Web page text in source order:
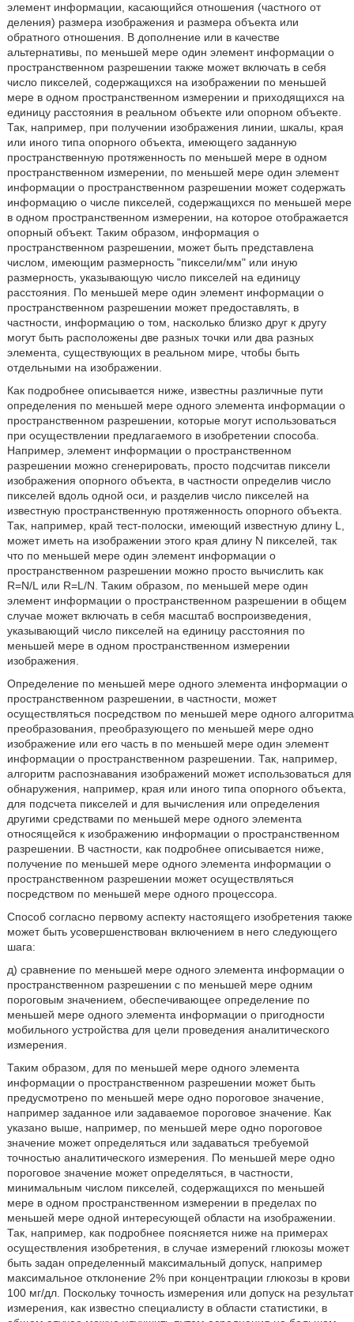
элемент информации, касающийся отношения (частного от
деления) размера изображения и размера объекта или
обратного отношения. В дополнение или в качестве
альтернативы, по меньшей мере один элемент информации о
пространственном разрешении также может включать в себя
число пикселей, содержащихся на изображении по меньшей
мере в одном пространственном измерении и приходящихся на
единицу расстояния в реальном объекте или опорном объекте.
Так, например, при получении изображения линии, шкалы, края
или иного типа опорного объекта, имеющего заданную
пространственную протяженность по меньшей мере в одном
пространственном измерении, по меньшей мере один элемент
информации о пространственном разрешении может содержать
информацию о числе пикселей, содержащихся по меньшей мере
в одном пространственном измерении, на которое отображается
опорный объект. Таким образом, информация о
пространственном разрешении, может быть представлена
числом, имеющим размерность "пиксели/мм" или иную
размерность, указывающую число пикселей на единицу
расстояния. По меньшей мере один элемент информации о
пространственном разрешении может предоставлять, в
частности, информацию о том, насколько близко друг к другу
могут быть расположены две разных точки или два разных
элемента, существующих в реальном мире, чтобы быть
отдельными на изображении.
Как подробнее описывается ниже, известны различные пути
определения по меньшей мере одного элемента информации о
пространственном разрешении, которые могут использоваться
при осуществлении предлагаемого в изобретении способа.
Например, элемент информации о пространственном
разрешении можно сгенерировать, просто подсчитав пиксели
изображения опорного объекта, в частности определив число
пикселей вдоль одной оси, и разделив число пикселей на
известную пространственную протяженность опорного объекта.
Так, например, край тест-полоски, имеющий известную длину L,
может иметь на изображении этого края длину N пикселей, так
что по меньшей мере один элемент информации о
пространственном разрешении можно просто вычислить как
R=N/L или R=L/N. Таким образом, по меньшей мере один
элемент информации о пространственном разрешении в общем
случае может включать в себя масштаб воспроизведения,
указывающий число пикселей на единицу расстояния по
меньшей мере в одном пространственном измерении
изображения.
Определение по меньшей мере одного элемента информации о
пространственном разрешении, в частности, может
осуществляться посредством по меньшей мере одного алгоритма
преобразования, преобразующего по меньшей мере одно
изображение или его часть в по меньшей мере один элемент
информации о пространственном разрешении. Так, например,
алгоритм распознавания изображений может использоваться для
обнаружения, например, края или иного типа опорного объекта,
для подсчета пикселей и для вычисления или определения
другими средствами по меньшей мере одного элемента
относящейся к изображению информации о пространственном
разрешении. В частности, как подробнее описывается ниже,
получение по меньшей мере одного элемента информации о
пространственном разрешении может осуществляться
посредством по меньшей мере одного процессора.
Способ согласно первому аспекту настоящего изобретения также
может быть усовершенствован включением в него следующего
шага:
д) сравнение по меньшей мере одного элемента информации о
пространственном разрешении с по меньшей мере одним
пороговым значением, обеспечивающее определение по
меньшей мере одного элемента информации о пригодности
мобильного устройства для цели проведения аналитического
измерения.
Таким образом, для по меньшей мере одного элемента
информации о пространственном разрешении может быть
предусмотрено по меньшей мере одно пороговое значение,
например заданное или задаваемое пороговое значение. Как
указано выше, например, по меньшей мере одно пороговое
значение может определяться или задаваться требуемой
точностью аналитического измерения. По меньшей мере одно
пороговое значение может определяться, в частности,
минимальным числом пикселей, содержащихся по меньшей
мере в одном пространственном измерении в пределах по
меньшей мере одной интересующей области на изображении.
Так, например, как подробнее поясняется ниже на примерах
осуществления изобретения, в случае измерений глюкозы может
быть задан определенный максимальный допуск, например
максимальное отклонение 2% при концентрации глюкозы в крови
100 мг/дл. Поскольку точность измерения или допуск на результат
измерения, как известно специалисту в области статистики, в